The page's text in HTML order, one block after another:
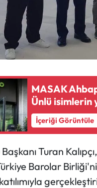
MASAK
Ünlü isimlerin
İçeriği Görüntüle
Turan
Barolar